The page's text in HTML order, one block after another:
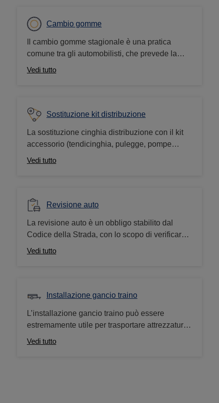
regolarmente.
Cambio gomme
Il cambio gomme stagionale è una pratica
comune tra gli automobilisti, che prevede la
sostituzione delle gomme invernali con quelle
Vedi tutto
Sostituzione kit distribuzione
La sostituzione cinghia distribuzione con il kit
accessorio (tendicinghia, pulegge, pompe
acqua) contribuisce a prolungare la vita del
Vedi tutto
Revisione auto
La revisione auto è un obbligo stabilito dal
Codice della Strada, con lo scopo di verificare
la sicurezza del veicolo, il livello di emissioni
elettrici.
Vedi tutto
Installazione gancio traino
L’installazione gancio traino può essere
estremamente utile per trasportare attrezzature
ingombranti, come portabici da gancio traino e
Vedi tutto